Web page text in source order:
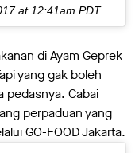
at 12:41am PDT
di Ayam Geprek
yang gak boleh
pedasnya. Cabai
perpaduan yang
GO-FOOD Jakarta.